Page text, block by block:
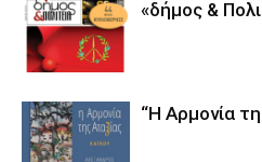
«δήμος &
“Η Αρμονία